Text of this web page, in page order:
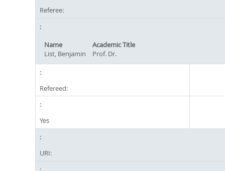
Referee:
Name
Academic Title
List, Benjamin
Prof. Dr.
Refereed:
Yes
URI: